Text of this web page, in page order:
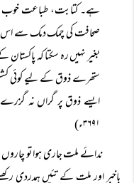
ہے۔ کتابت، طباعت خوب
صحافت کی چمک دمک سے اس کا
بغیر نہیں رہ سکتا کہ
ستھرے ذوق کے لیے کوئی کشش
۳۶۹۱ء)
ندائے ملت جاری ہوا تو
باخبر اور ملت کے تئیں ہمدردی